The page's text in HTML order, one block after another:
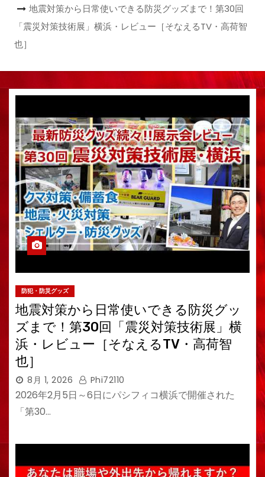
地震対策から日常使いできる防災グッズまで！第30回
「震災対策技術展」横浜・レビュー［そなえるTV・高荷智
也］
防犯・防災グッズ
地震対策から日常使いできる防災グッ
ズまで！第30回「震災対策技術展」横
浜・レビュー［そなえるTV・高荷智
也］
8月 1, 2026 Phi72110
2026年2月5日～6日にパシフィコ横浜で開催された
「第30…